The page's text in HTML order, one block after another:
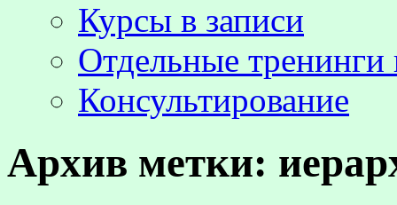
Курсы в записи
Отдельные тренинги
Консультирование
Архив метки: